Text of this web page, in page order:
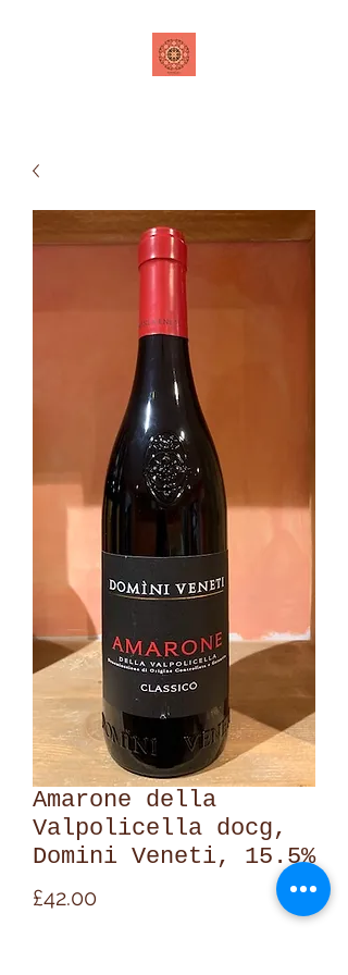
Amarone della
Valpolicella docg,
Domini Veneti, 15.5%
£42.00Price